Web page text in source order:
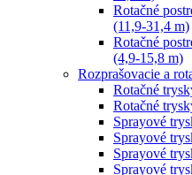
Rotačné
(11,9-31,4 m)
Rotačné
(4,9-15,8 m)
Rozprašovacie a
Rotačné
Rotačné
Sprayové
Sprayové
Sprayové
Sprayové